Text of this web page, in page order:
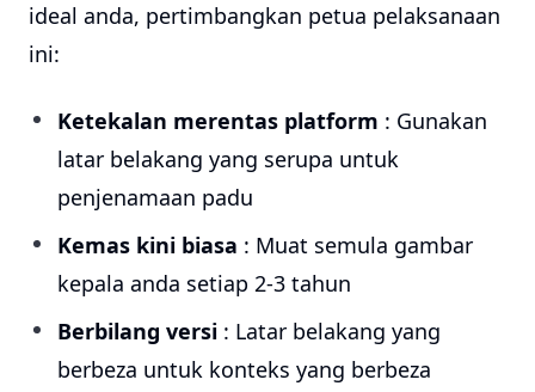
ideal anda, pertimbangkan petua pelaksanaan
ini:
Ketekalan merentas platform : Gunakan
latar belakang yang serupa untuk
penjenamaan padu
Kemas kini biasa : Muat semula gambar
kepala anda setiap 2-3 tahun
Berbilang versi : Latar belakang yang
berbeza untuk konteks yang berbeza